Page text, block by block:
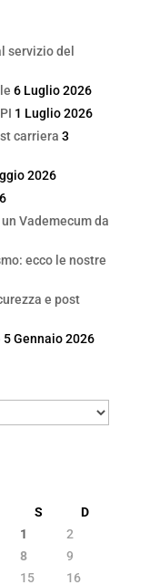
servizio del
6 Luglio 2026
1 Luglio 2026
carriera 3
2026
Vademecum da
ecco le nostre
e post
5 Gennaio 2026
S
D
1
2
8
9
15
16